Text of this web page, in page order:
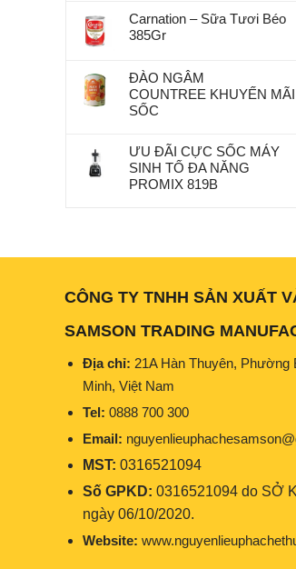
Carnation – Sữa Tươi Béo
385Gr
ĐÀO NGÂM
COUNTREE KHUYẾN MÃI
SỐC
ƯU ĐÃI CỰC SỐC MÁY
SINH TỐ ĐA NĂNG
PROMIX 819B
CÔNG TY TNHH SẢN XUẤT
SAMSON TRADING
Địa chỉ: 21A Hàn Thuyên,
Minh, Việt Nam
Tel:0888 700 300
Email:
MST:0316521094
Số GPKD:0316521094 do SỞ
ngày 06/10/2020.
Website: